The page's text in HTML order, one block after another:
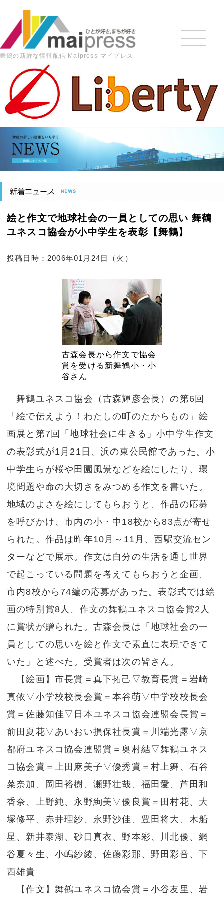
舞鶴の新鮮な情報配信 Maipress-マイプレス-
HOME > 最新の記事 > 地域ニュース > 絵と作文で地球社会
の一員としての思い 舞鶴ユネスコ協会が小中学生を表彰【舞
絵と作文で地球社会の一員としての思い 舞鶴
ユネスコ協会が小中学生を表彰【舞鶴】
投稿日時：2006年01月24日（火）
古森会長から作文で協会
賞を受ける新舞鶴小・小
谷さん
舞鶴ユネスコ協会（古森輝彦会長）の第6回
「絵で伝えよう！わたしの町のたからもの」絵
画展と第7回「地球社会に生きる」小中学生作文
の表彰式が1月21日、浜の東公民館であった。小
中学生らが桜や田園風景などを絵にしたり、環
境問題や命の大切さをみつめる作文を書いた。
地域のよさを絵にしてもらおうと、作品の応募
を呼びかけ、市内の小・中18校から83点が寄せ
られた。作品は昨年10月～11月、西駅交流セン
ターなどで展示。作文は自分の生活を通し世界
で起こっている問題を考えてもらおうと企画、
市内8校から74編の応募があった。表彰式では絵
画の特別賞8人、作文の舞鶴ユネスコ協会賞2人
に賞状が贈られた。古森会長は「地球社会の一
員としての思いを絵と作文で素直に表現できて
いた」と述べた。受賞者は次の皆さん。
【絵画】市長賞＝真下拓己▽教育長賞＝岩崎
真依▽小学校校長会賞＝本谷萌▽中学校校長会
賞＝佐藤知佳▽日本ユネスコ協会連盟会長賞＝
前田夏花▽あいおい損保社長賞＝川端光露▽京
都府ユネスコ協会連盟賞＝奥村結▽舞鶴ユネス
コ協会賞＝上田麻美子▽優秀賞＝村上舞、石谷
菜奈加、岡田裕樹、瀬野壮哉、福田愛、芦田和
香奈、上野純、永野絢美▽優良賞＝田村花、大
塚修平、赤井理紗、永野沙佳、豊田将大、木船
星、新井泰湖、砂口真衣、野本彩、川北優、網
谷夏々生、小嶋紗綾、佐藤彩那、野田彩音、下
西雄貴
【作文】舞鶴ユネスコ協会賞＝小谷友里、岩